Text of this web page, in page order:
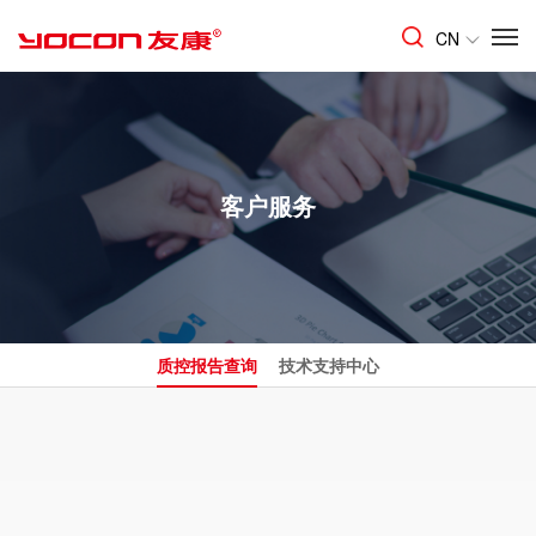
CN
客户服务
质控报告查询 技术支持中心